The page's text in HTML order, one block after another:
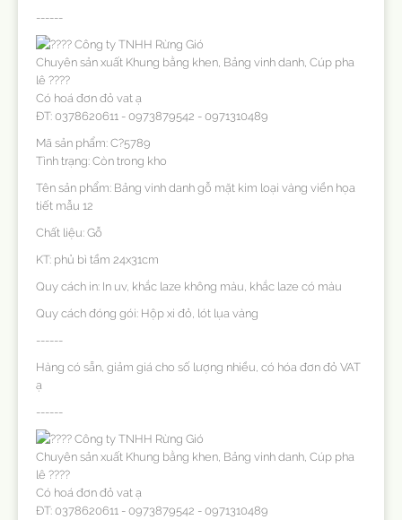
------
Công ty TNHH Rừng Gió
Chuyên sản xuất Khung bằng khen, Bảng vinh danh, Cúp pha
lê ????
Có hoá đơn đỏ vat ạ
ĐT: 0378620611 - 0973879542 - 0971310489
Mã sản phẩm: C?5789
Tình trạng: Còn trong kho
Tên sản phẩm: Bảng vinh danh gỗ mặt kim loại vàng viền họa
tiết mẫu 12
Chất liệu: Gỗ
KT: phủ bì tầm 24x31cm
Quy cách in: In uv, khắc laze không màu, khắc laze có màu
Quy cách đóng gói: Hộp xi đỏ, lót lụa vàng
------
Hàng có sẵn, giảm giá cho số lượng nhiều, có hóa đơn đỏ VAT
ạ
------
Công ty TNHH Rừng Gió
Chuyên sản xuất Khung bằng khen, Bảng vinh danh, Cúp pha
lê ????
Có hoá đơn đỏ vat ạ
ĐT: 0378620611 - 0973879542 - 0971310489